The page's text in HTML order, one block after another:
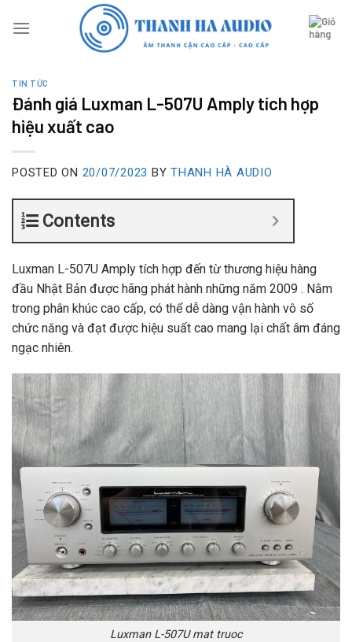
TIN TỨC
Đánh giá Luxman L-507U Amply tích hợp
hiệu xuất cao
POSTED ON 20/07/2023 BY THANH HÀ AUDIO
Contents
Luxman L-507U Amply tích hợp đến từ thương hiệu hàng
đầu Nhật Bản được hãng phát hành những năm 2009 . Nằm
trong phân khúc cao cấp, có thể dễ dàng vận hành vô số
chức năng và đạt được hiệu suất cao mang lại chất âm đáng
ngạc nhiên.
Luxman L-507U mat truoc